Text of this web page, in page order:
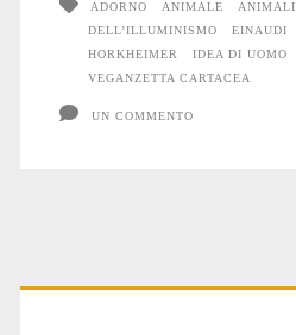
ADORNO ANIMALE ANIMALI
DELL’ILLUMINISMO
EINAUDI
HORKHEIMER
IDEA DI UOMO
VEGANZETTA CARTACEA
UN COMMENTO
Primary